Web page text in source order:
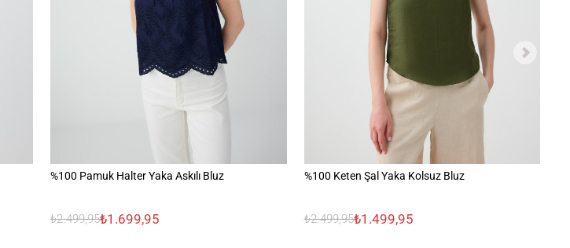
%100 Pamuk Halter Yaka Askılı Bluz
₺2.499,95₺1.699,95
%100 Keten Şal Yaka Kolsuz Bluz
₺2.499,95₺1.499,95